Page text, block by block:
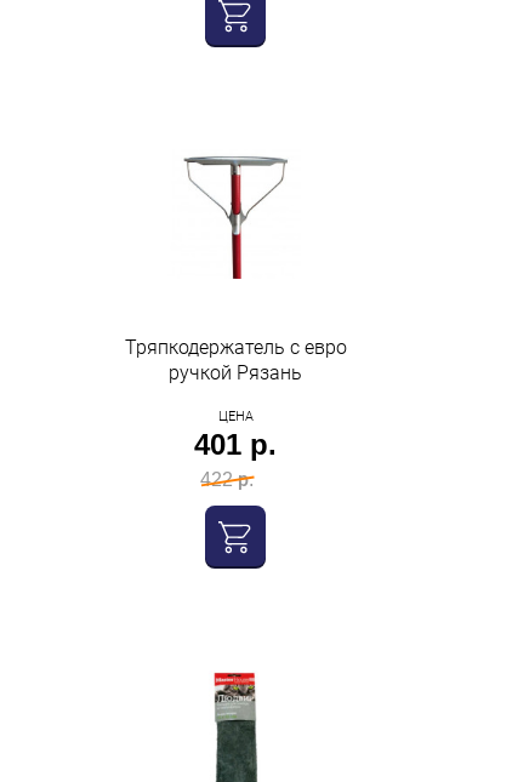
Тряпкодержатель с евро
ручкой Рязань
ЦЕНА
401 р.
422 р.